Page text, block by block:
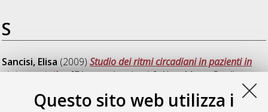
Questo sito web utilizza i
S
Sancisi, Elisa (2009)Studio dei ritmi circadiani in pazienti in
stato vegetativo, [Dissertation thesis], Alma Mater Studiorum
Medicina del
, 21 Ciclo. DOI 10.6092/unibo/amsdottorato/1652.